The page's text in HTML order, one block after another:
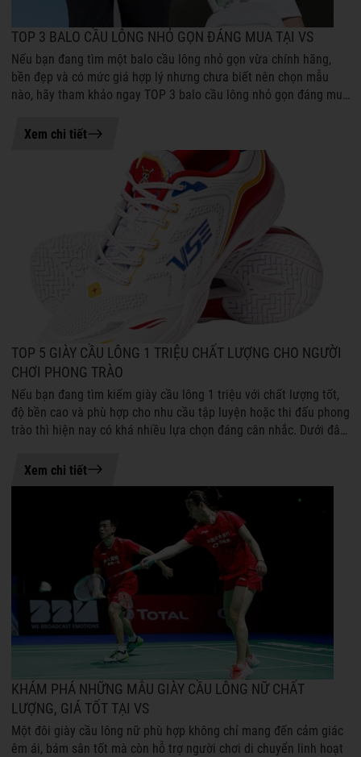
04-08-2026 16:06
TOP 3 BALO CẦU LÔNG NHỎ GỌN ĐÁNG MUA TẠI VS
Nếu bạn đang tìm một balo cầu lông nhỏ gọn vừa chính hãng,
bền đẹp và có mức giá hợp lý nhưng chưa biết nên chọn mẫu
nào, hãy tham khảo ngay TOP 3 balo cầu lông nhỏ gọn đáng mua
Xem chi tiết
21-07-2026 08:54
TOP 5 GIÀY CẦU LÔNG 1 TRIỆU CHẤT LƯỢNG CHO NGƯỜI
CHƠI PHONG TRÀO
Nếu bạn đang tìm kiếm giày cầu lông 1 triệu với chất lượng tốt,
độ bền cao và phù hợp cho nhu cầu tập luyện hoặc thi đấu phong
trào thì hiện nay có khá nhiều lựa chọn đáng cân nhắc. Dưới đây
Xem chi tiết
KHÁM PHÁ NHỮNG MẪU GIÀY CẦU LÔNG NỮ CHẤT
LƯỢNG, GIÁ TỐT TẠI VS
Một đôi giày cầu lông nữ phù hợp không chỉ mang đến cảm giác
êm ái, bám sân tốt mà còn hỗ trợ người chơi di chuyển linh hoạt